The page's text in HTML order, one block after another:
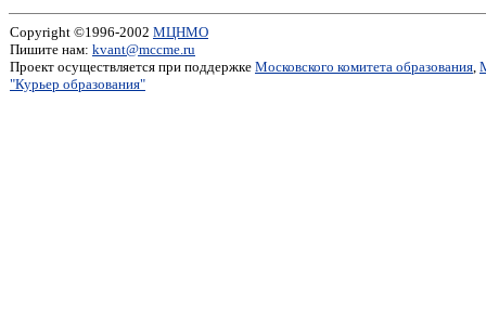
Copyright ©1996-2002 МЦНМО
Пишите нам: kvant@mccme.ru
Проект осуществляется при поддержке Московского комитета образования,
"Курьер образования"